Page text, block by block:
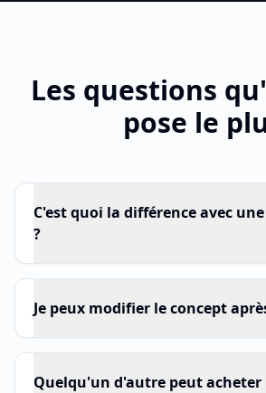
Les questions
pose le
C'est quoi la différence avec
?
Je peux modifier le concept
Quelqu'un d'autre peut acheter